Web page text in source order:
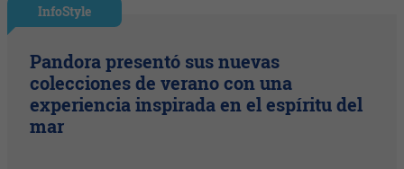
InfoStyle
Pandora presentó sus nuevas
colecciones de verano con una
experiencia inspirada en el espíritu del
mar